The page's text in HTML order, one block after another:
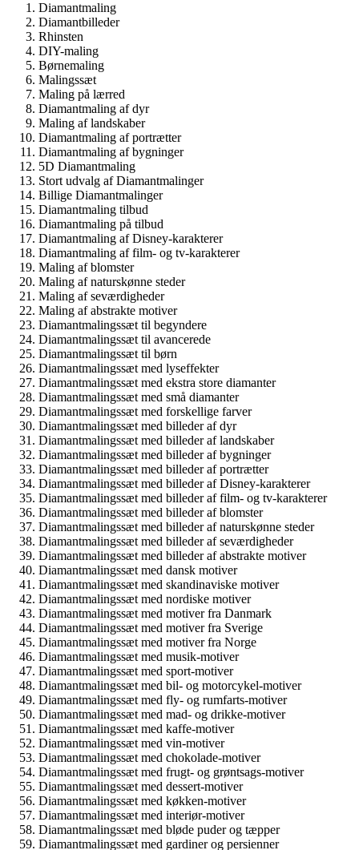
Diamantmaling
Diamantbilleder
Rhinsten
DIY-maling
Børnemaling
Malingssæt
Maling på lærred
Diamantmaling af dyr
Maling af landskaber
Diamantmaling af portrætter
Diamantmaling af bygninger
5D Diamantmaling
Stort udvalg af Diamantmalinger
Billige Diamantmalinger
Diamantmaling tilbud
Diamantmaling på tilbud
Diamantmaling af Disney-karakterer
Diamantmaling af film- og tv-karakterer
Maling af blomster
Maling af naturskønne steder
Maling af seværdigheder
Maling af abstrakte motiver
Diamantmalingssæt til begyndere
Diamantmalingssæt til avancerede
Diamantmalingssæt til børn
Diamantmalingssæt med lyseffekter
Diamantmalingssæt med ekstra store diamanter
Diamantmalingssæt med små diamanter
Diamantmalingssæt med forskellige farver
Diamantmalingssæt med billeder af dyr
Diamantmalingssæt med billeder af landskaber
Diamantmalingssæt med billeder af bygninger
Diamantmalingssæt med billeder af portrætter
Diamantmalingssæt med billeder af Disney-karakterer
Diamantmalingssæt med billeder af film- og tv-karakterer
Diamantmalingssæt med billeder af blomster
Diamantmalingssæt med billeder af naturskønne steder
Diamantmalingssæt med billeder af seværdigheder
Diamantmalingssæt med billeder af abstrakte motiver
Diamantmalingssæt med dansk motiver
Diamantmalingssæt med skandinaviske motiver
Diamantmalingssæt med nordiske motiver
Diamantmalingssæt med motiver fra Danmark
Diamantmalingssæt med motiver fra Sverige
Diamantmalingssæt med motiver fra Norge
Diamantmalingssæt med musik-motiver
Diamantmalingssæt med sport-motiver
Diamantmalingssæt med bil- og motorcykel-motiver
Diamantmalingssæt med fly- og rumfarts-motiver
Diamantmalingssæt med mad- og drikke-motiver
Diamantmalingssæt med kaffe-motiver
Diamantmalingssæt med vin-motiver
Diamantmalingssæt med chokolade-motiver
Diamantmalingssæt med frugt- og grøntsags-motiver
Diamantmalingssæt med dessert-motiver
Diamantmalingssæt med køkken-motiver
Diamantmalingssæt med interiør-motiver
Diamantmalingssæt med bløde puder og tæpper
Diamantmalingssæt med gardiner og persienner